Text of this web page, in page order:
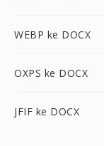
WEBP ke DOCX
OXPS ke DOCX
JFIF ke DOCX